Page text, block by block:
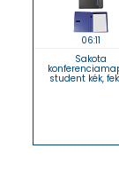
06:11
Sakota
student kék,